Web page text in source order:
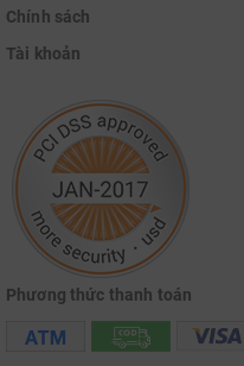
Chính sách
Tài khoản
Phương thức thanh toán